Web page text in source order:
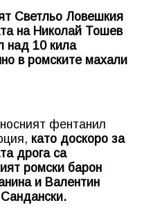
Светльо Ловешкия
на Николай Тошев
над 10 кила
в ромските махали
фентанил
като доскоро за
дрога са
ромски барон
и Валентин